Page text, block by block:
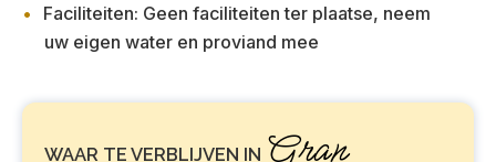
Faciliteiten: Geen faciliteiten ter plaatse, neem
uw eigen water en proviand mee
WAAR TE VERBLIJVEN IN Gran